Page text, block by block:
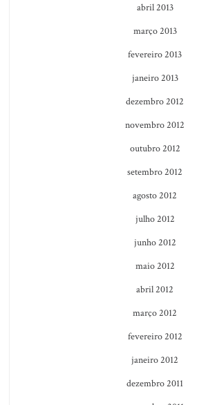
abril 2013
março 2013
fevereiro 2013
janeiro 2013
dezembro 2012
novembro 2012
outubro 2012
setembro 2012
agosto 2012
julho 2012
junho 2012
maio 2012
abril 2012
março 2012
fevereiro 2012
janeiro 2012
dezembro 2011